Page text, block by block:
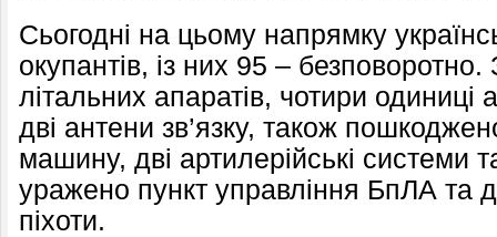
Сьогодні на цьому напрямку
окупантів, із них 95 –
літальних апаратів, чотири одиниці
дві антени зв’язку, також
машину, дві артилерійські системи
уражено пункт управління БпЛА та
піхоти.